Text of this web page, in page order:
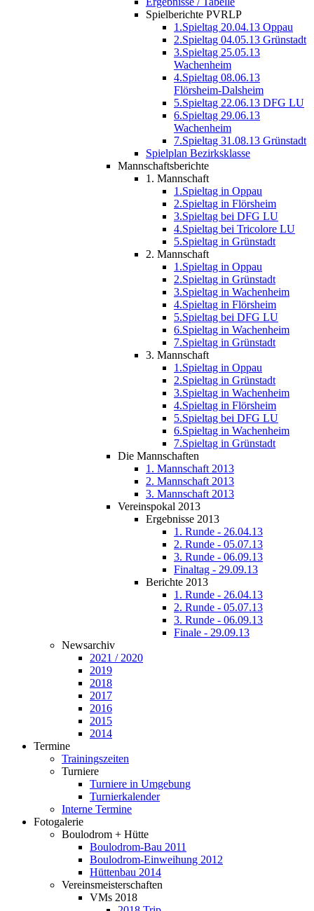
Spielberichte PVRLP
1.Spieltag 20.04.13 Oppau
2.Spieltag 04.05.13 Grünstadt
3.Spieltag 25.05.13
Wachenheim
4.Spieltag 08.06.13
Flörsheim-Dalsheim
5.Spieltag 22.06.13 DFG LU
6.Spieltag 29.06.13
Wachenheim
7.Spieltag 31.08.13 Grünstadt
Spielplan Bezirksklasse
Mannschaftsberichte
1. Mannschaft
1.Spieltag in Oppau
2.Spieltag in Flörsheim
3.Spieltag bei DFG LU
4.Spieltag bei Tricolore LU
5.Spieltag in Grünstadt
2. Mannschaft
1.Spieltag in Oppau
2.Spieltag in Grünstadt
3.Spieltag in Wachenheim
4.Spieltag in Flörsheim
5.Spieltag bei DFG LU
6.Spieltag in Wachenheim
7.Spieltag in Grünstadt
3. Mannschaft
1.Spieltag in Oppau
2.Spieltag in Grünstadt
3.Spieltag in Wachenheim
4.Spieltag in Flörsheim
5.Spieltag bei DFG LU
6.Spieltag in Wachenheim
7.Spieltag in Grünstadt
Die Mannschaften
1. Mannschaft 2013
2. Mannschaft 2013
3. Mannschaft 2013
Vereinspokal 2013
Ergebnisse 2013
1. Runde - 26.04.13
2. Runde - 05.07.13
3. Runde - 06.09.13
Finaltag - 29.09.13
Berichte 2013
1. Runde - 26.04.13
2. Runde - 05.07.13
3. Runde - 06.09.13
Finale - 29.09.13
Newsarchiv
2021 / 2020
2019
2018
2017
2016
2015
2014
Termine
Trainingszeiten
Turniere
Turniere in Umgebung
Turnierkalender
Interne Termine
Fotogalerie
Boulodrom + Hütte
Boulodrom-Bau 2011
Boulodrom-Einweihung 2012
Hüttenbau 2014
Vereinsmeisterschaften
VMs 2018